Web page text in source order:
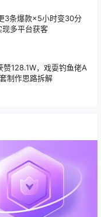
3条爆款×5小时变30分
多平台获客
赞128.1W，戏耍钓鱼佬A
制作思路拆解